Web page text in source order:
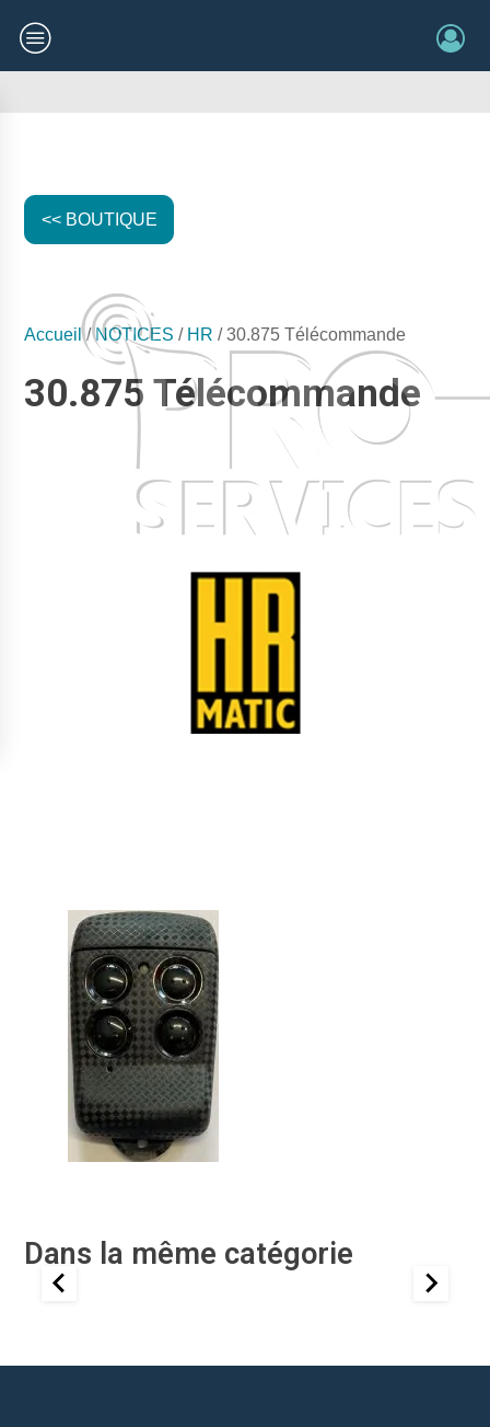
<< BOUTIQUE
Accueil/NOTICES / HR / 30.875 Télécommande
30.875 Télécommande
Dans la même catégorie